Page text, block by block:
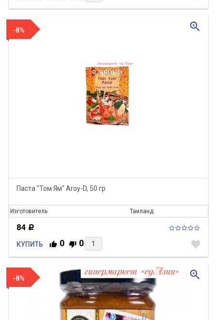
-8%
Паста "Том Ям" Aroy-D, 50 гр
Изготовитель Таиланд
84 Р
КУПИТЬ 0 0 favorite
zoom_in
-8% zoom_in